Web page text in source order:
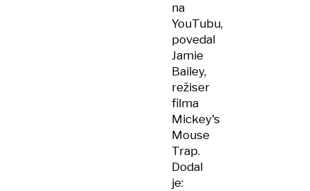
na
YouTubu,
povedal
Jamie
Bailey,
režiser
filma
Mickey's
Mouse
Trap.
Dodal
je: